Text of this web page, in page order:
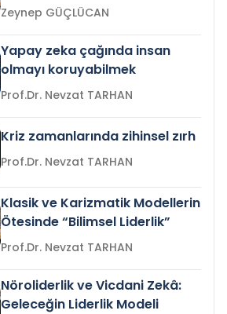
Zeynep GÜÇLÜCAN
Yapay zeka çağında insan
olmayı koruyabilmek
Prof.Dr. Nevzat TARHAN
Kriz zamanlarında zihinsel zırh
Prof.Dr. Nevzat TARHAN
Klasik ve Karizmatik Modellerin
Ötesinde “Bilimsel Liderlik”
Prof.Dr. Nevzat TARHAN
Nöroliderlik ve Vicdani Zekâ:
Geleceğin Liderlik Modeli